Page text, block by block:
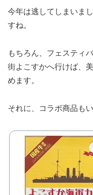
今年は逃してしまいま
すね。
もちろん、フェスティ
街よこすかへ行けば、
めます。
それに、コラボ商品も